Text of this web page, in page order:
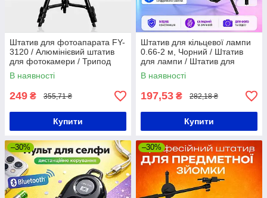
Штатив для фотоапарата FY-
3120 / Алюмінієвий штатив
для фотокамери / Трипод
В наявності
249 ₴ 355,71 ₴
Купити
Штатив для кільцевої лампи
0.66-2 м, Чорний / Штатив
для лампи / Штатив для
зйомки / Штатив-тринога
В наявності
197,53 ₴ 282,18 ₴
Купити
–30% –30%